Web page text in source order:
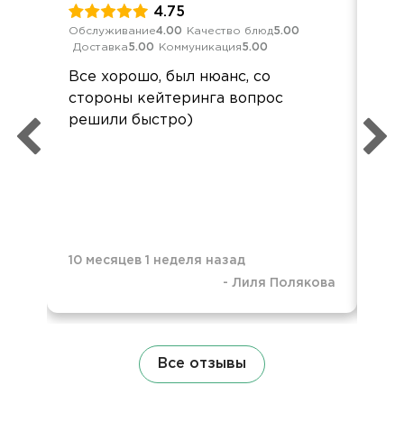
4.75
Обслуживание4.00 Качество блюд5.00
Доставка5.00 Коммуникация5.00
Все хорошо, был нюанс, со
стороны кейтеринга вопрос
решили быстро)
10 месяцев 1 неделя назад
- Лиля Полякова
Все отзывы